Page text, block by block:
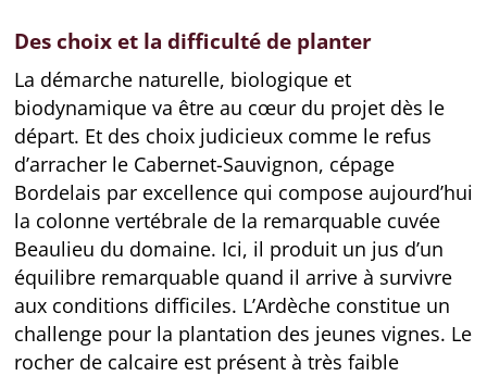
Des choix et la difficulté de planter
La démarche naturelle, biologique et
biodynamique va être au cœur du projet dès le
départ. Et des choix judicieux comme le refus
d’arracher le Cabernet-Sauvignon, cépage
Bordelais par excellence qui compose aujourd’hui
la colonne vertébrale de la remarquable cuvée
Beaulieu du domaine. Ici, il produit un jus d’un
équilibre remarquable quand il arrive à survivre
aux conditions difficiles. L’Ardèche constitue un
challenge pour la plantation des jeunes vignes. Le
rocher de calcaire est présent à très faible